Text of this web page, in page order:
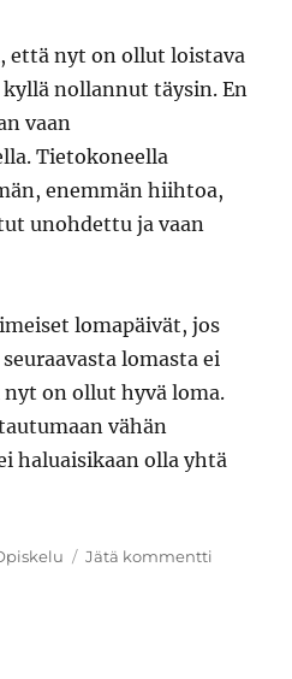
että nyt on ollut loistava
nollannut täysin. En
vaan
Tietokoneella
enemmän hiihtoa,
unohdettu ja vaan
lomapäivät, jos
lomasta ei
on ollut hyvä loma.
vähän
haluaisikaan olla yhtä
Jätä kommentti